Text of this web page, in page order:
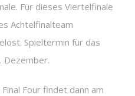
Für dieses Viertelfinale
Achtelfinalteam
Spieltermin für das
Dezember.
Four findet dann am